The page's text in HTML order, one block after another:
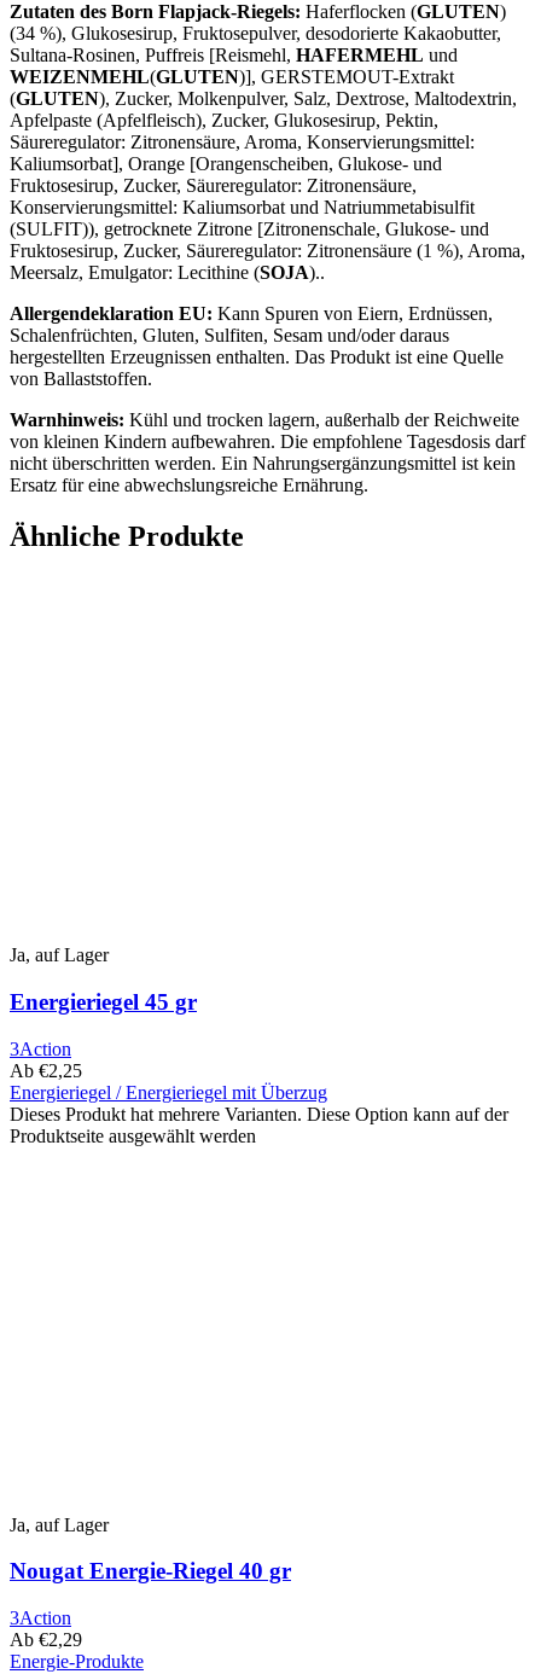
Zutaten des Born Flapjack-Riegels: Haferflocken (GLUTEN)
(34 %), Glukosesirup, Fruktosepulver, desodorierte Kakaobutter,
Sultana-Rosinen, Puffreis [Reismehl, HAFERMEHL und
WEIZENMEHL(GLUTEN)], GERSTEMOUT-Extrakt
(GLUTEN), Zucker, Molkenpulver, Salz, Dextrose, Maltodextrin,
Apfelpaste (Apfelfleisch), Zucker, Glukosesirup, Pektin,
Säureregulator: Zitronensäure, Aroma, Konservierungsmittel:
Kaliumsorbat], Orange [Orangenscheiben, Glukose- und
Fruktosesirup, Zucker, Säureregulator: Zitronensäure,
Konservierungsmittel: Kaliumsorbat und Natriummetabisulfit
(SULFIT)), getrocknete Zitrone [Zitronenschale, Glukose- und
Fruktosesirup, Zucker, Säureregulator: Zitronensäure (1 %), Aroma,
Meersalz, Emulgator: Lecithine (SOJA)..
Allergendeklaration EU: Kann Spuren von Eiern, Erdnüssen,
Schalenfrüchten, Gluten, Sulfiten, Sesam und/oder daraus
hergestellten Erzeugnissen enthalten. Das Produkt ist eine Quelle
von Ballaststoffen.
Warnhinweis: Kühl und trocken lagern, außerhalb der Reichweite
von kleinen Kindern aufbewahren. Die empfohlene Tagesdosis darf
nicht überschritten werden. Ein Nahrungsergänzungsmittel ist kein
Ersatz für eine abwechslungsreiche Ernährung.
Ähnliche Produkte
Ja, auf Lager
Energieriegel 45 gr
3Action
Ab €2,25
Energieriegel / Energieriegel mit Überzug
Dieses Produkt hat mehrere Varianten. Diese Option kann auf der
Produktseite ausgewählt werden
Ja, auf Lager
Nougat Energie-Riegel 40 gr
3Action
Ab €2,29
Energie-Produkte